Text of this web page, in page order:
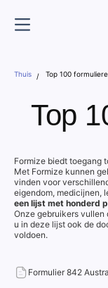
Thuis Top 100
Top
Formize biedt toegang
Met Formize kunnen
vinden voor
eigendom, medicijnen,
een lijst met honderd
Onze gebruikers vullen
u in deze lijst ook de
voldoen.
Formulier 842